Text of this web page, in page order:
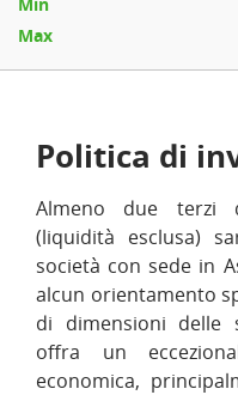
Politica di
Almeno due terzi
(liquidità esclusa)
società con sede in
alcun orientamento
di dimensioni delle
offra un
economica,